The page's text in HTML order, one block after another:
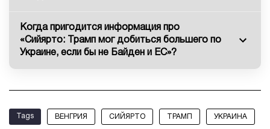
Когда пригодится информация про
«Сийярто: Трамп мог добиться большего по
Украине, если бы не Байден и ЕС»?
Tags ВЕНГРИЯ СИЙЯРТО ТРАМП УКРАИНА